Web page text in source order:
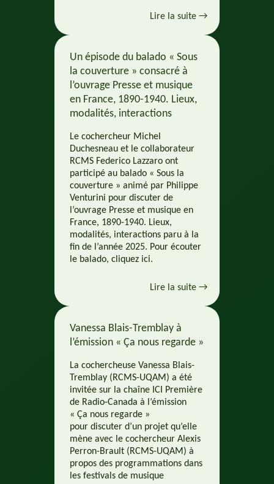
Lire la suite →
Un épisode du balado « Sous
la couverture » consacré à
l’ouvrage Presse et musique
en France, 1890-1940. Lieux,
modalités, interactions
Le cochercheur Michel
Duchesneau et le collaborateur
RCMS Federico Lazzaro ont
participé au balado « Sous la
couverture » animé par Philippe
Venturini pour discuter de
l’ouvrage Presse et musique en
France, 1890-1940. Lieux,
modalités, interactions paru à la
fin de l’année 2025. Pour écouter
le balado, cliquez ici.
Lire la suite →
Vanessa Blais-Tremblay à
l’émission « Ça nous regarde »
La cochercheuse Vanessa Blais-
Tremblay (RCMS-UQAM) a été
invitée sur la chaîne ICI Première
de Radio-Canada à l’émission
« Ça nous regarde »
pour discuter d’un projet qu’elle
mène avec le cochercheur Alexis
Perron-Brault (RCMS-UQAM) à
propos des programmations dans
les festivals de musique